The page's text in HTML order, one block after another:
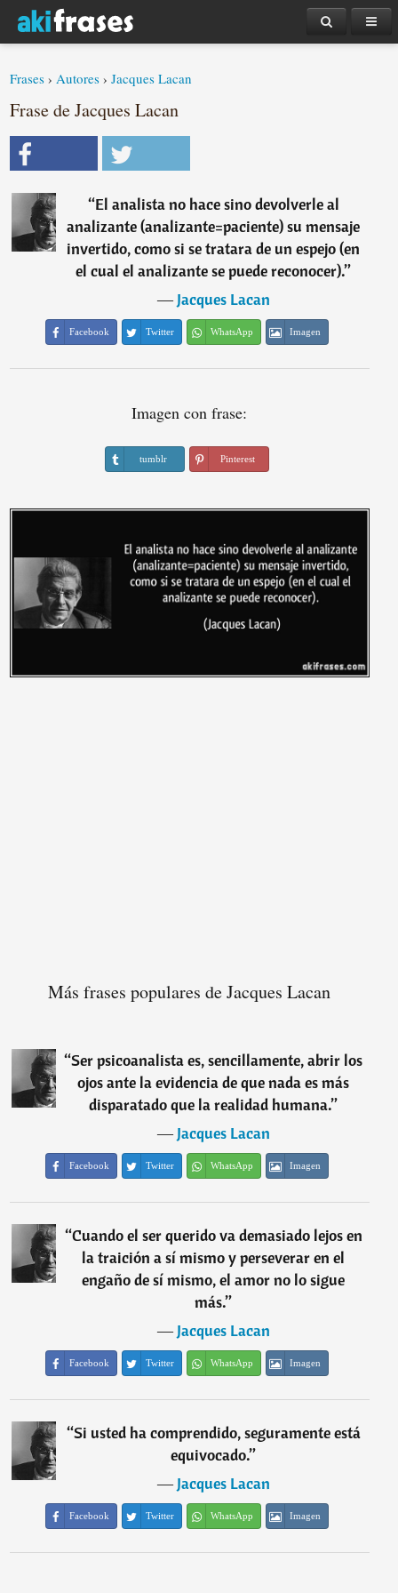
Frases ›Autores ›Jacques Lacan
Frase de Jacques Lacan
“El analista no hace sino devolverle al
analizante (analizante=paciente) su mensaje
invertido, como si se tratara de un espejo (en
el cual el analizante se puede reconocer).”
―Jacques Lacan
Facebook Twitter WhatsApp Imagen
Imagen con frase:
tumblr Pinterest
Más frases populares de Jacques Lacan
“Ser psicoanalista es, sencillamente, abrir los
ojos ante la evidencia de que nada es más
disparatado que la realidad humana.”
―Jacques Lacan
Facebook Twitter WhatsApp Imagen
“Cuando el ser querido va demasiado lejos en
la traición a sí mismo y perseverar en el
engaño de sí mismo, el amor no lo sigue
más.”
―Jacques Lacan
Facebook Twitter WhatsApp Imagen
“Si usted ha comprendido, seguramente está
equivocado.”
―Jacques Lacan
Facebook Twitter WhatsApp Imagen